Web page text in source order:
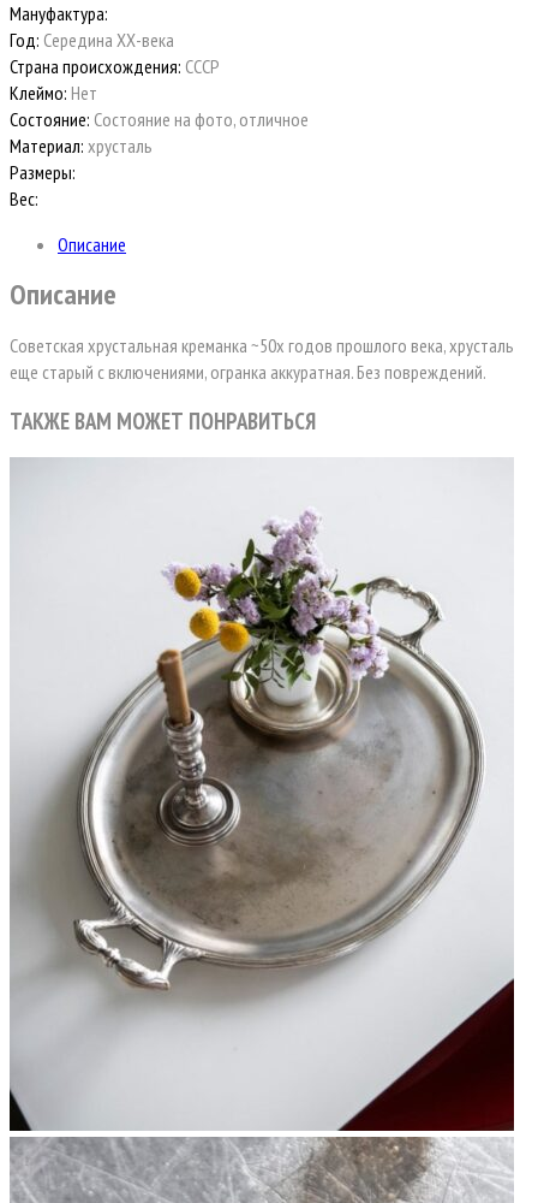
Мануфактура:
Год: Середина ХХ-века
Страна происхождения: СССР
Клеймо: Нет
Состояние: Состояние на фото, отличное
Материал: хрусталь
Размеры:
Вес:
Описание
Описание
Советская хрустальная креманка ~50х годов прошлого века, хрусталь
еще старый с включениями, огранка аккуратная. Без повреждений.
ТАКЖЕ ВАМ МОЖЕТ ПОНРАВИТЬСЯ